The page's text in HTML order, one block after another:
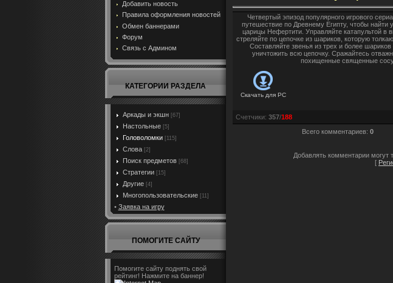
Добавить новость
Правила оформления новостей
Обмен баннерами
Форум
Связь с Админом
КАТЕГОРИИ РАЗДЕЛА
Аркады и экшн [67]
Настольные [5]
Головоломки [115]
Слова [2]
Поиск предметов [68]
Стратегии [15]
Другие [4]
Многопользовательские [11]
• Заявка на игру
ПОМОГИТЕ САЙТУ
Помогите сайту поднять свой
рейтинг! Нажмите на баннер!
Четвертый эпизод популярного игрового
путешествие по Древнему Египту, чтобы найти
царицы Нефертити. Управляйте катапультой в
стреляйте по цепочке из шариков, которую
Составляйте звенья из трех и более шариков
уничтожить всю цепочку. Сражайтесь
похищенные священные
Скачать дляPC
Счетчики: 357/188
Всего комментариев: 0
Добавлять комментарии могут
[